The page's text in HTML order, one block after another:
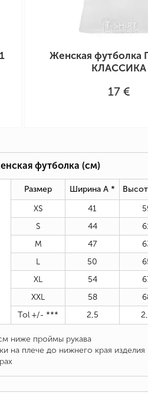
Женская футболка
КЛАССИКА
17 €
футболка (см)
Размер Ширина А *
XS
41
S
44
M
47
L
50
XL
54
XXL
58
Tol +/- ***
2,5
ниже проймы рукава
плече до нижнего края изделия